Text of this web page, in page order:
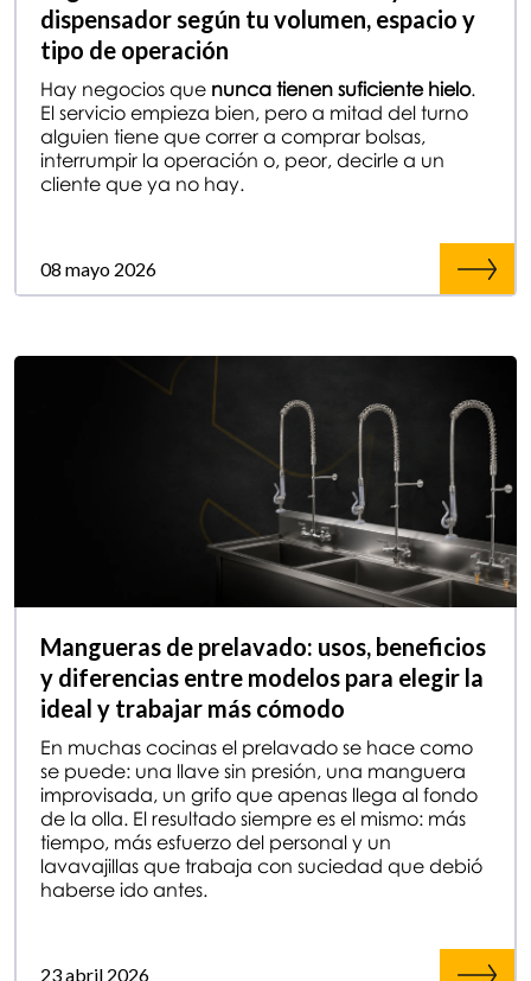
dispensador según tu volumen, espacio y
tipo de operación
Hay negocios que nunca tienen suficiente hielo.
El servicio empieza bien, pero a mitad del turno
alguien tiene que correr a comprar bolsas,
interrumpir la operación o, peor, decirle a un
cliente que ya no hay.
08 mayo 2026
Mangueras de prelavado: usos, beneficios
y diferencias entre modelos para elegir la
ideal y trabajar más cómodo
En muchas cocinas el prelavado se hace como
se puede: una llave sin presión, una manguera
improvisada, un grifo que apenas llega al fondo
de la olla. El resultado siempre es el mismo: más
tiempo, más esfuerzo del personal y un
lavavajillas que trabaja con suciedad que debió
haberse ido antes.
23 abril 2026